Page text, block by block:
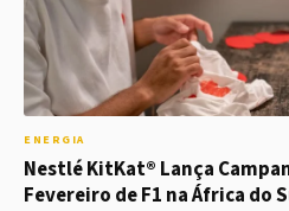
ENERGIA
Nestlé KitKat® Lança
Fevereiro de F1 na África do